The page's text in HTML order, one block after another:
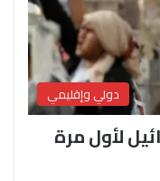
دولي وإقليمي
لأول مرة